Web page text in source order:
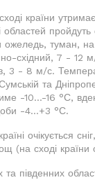
країни
областей
ожеледь, туман,
східний, 7 - 12
3 - 8 м/с.
та
-10...-16 °С,
-4...+3 °С.
очікується
(на сході країни
та південних